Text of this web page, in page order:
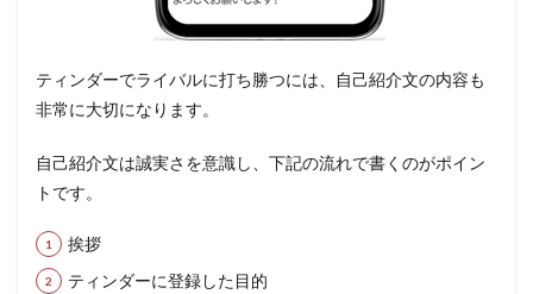
ティンダーでライバルに打ち勝つには、自己紹介文の内容も
非常に大切になります。
自己紹介文は誠実さを意識し、下記の流れで書くのがポイン
トです。
挨拶
ティンダーに登録した目的